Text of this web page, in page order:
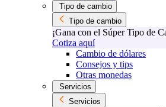
Tipo de cambio
Tipo de cambio
¡Gana con el Súper Tipo de
Cotiza aquí
Cambio de dólares
Consejos y tips
Otras monedas
Servicios
Servicios